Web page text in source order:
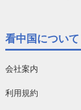
看中国について
会社案内
利用規約